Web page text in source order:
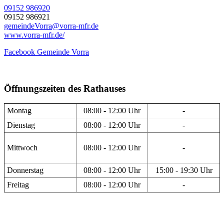
09152 986920
09152 986921
gemeindeVorra@vorra-mfr.de
www.vorra-mfr.de/
Facebook Gemeinde Vorra
Öffnungszeiten des Rathauses
Montag 08:00 - 12:00 Uhr
-
Dienstag
08:00 - 12:00 Uhr -
Mittwoch 08:00 - 12:00 Uhr -
Donnerstag 08:00 - 12:00 Uhr
15:00 - 19:30 Uhr
Freitag
08:00 - 12:00 Uhr -